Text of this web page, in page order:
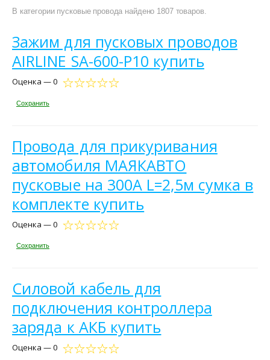
В категории пусковые провода найдено 1807 товаров.
Зажим для пусковых проводов
AIRLINE SA-600-P10 купить
Оценка — 0
Сохранить
Провода для прикуривания
автомобиля МАЯКАВТО
пусковые на 300А L=2,5м сумка в
комплекте купить
Оценка — 0
Сохранить
Силовой кабель для
подключения контроллера
заряда к АКБ купить
Оценка — 0